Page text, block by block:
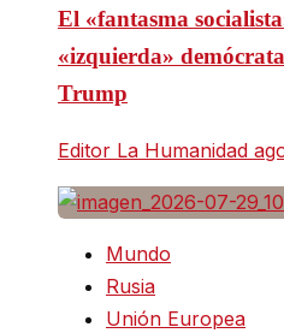
El «fantasma
«izquierda»
Trump
Editor La Humanidad
Mundo
Rusia
Unión Europea